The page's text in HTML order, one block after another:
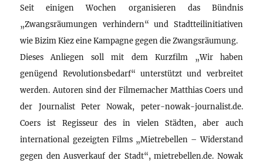
Seit einigen Wochen organisieren das Bündnis
„Zwangsräumungen verhindern“ und Stadtteilinitiativen
wie Bizim Kiez eine Kampagne gegen die Zwangsräumung.
Dieses Anliegen soll mit dem Kurzfilm „Wir haben
genügend Revolutionsbedarf“ unterstützt und verbreitet
werden. Autoren sind der Filmemacher Matthias Coers und
der Journalist Peter Nowak, peter-nowak-journalist.de.
Coers ist Regisseur des in vielen Städten, aber auch
international gezeigten Films „Mietrebellen – Widerstand
gegen den Ausverkauf der Stadt“, mietrebellen.de. Nowak